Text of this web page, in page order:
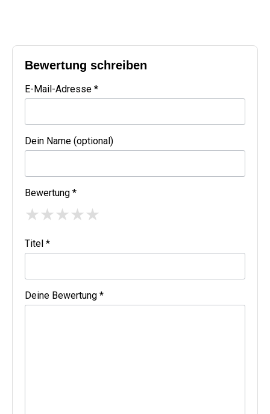
Bewertung schreiben
E-Mail-Adresse *
Dein Name (optional)
Bewertung *
★★★★★
Titel *
Deine Bewertung *